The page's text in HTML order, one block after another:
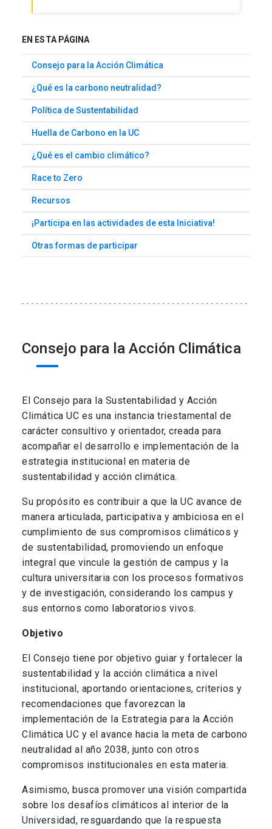
EN ESTA PÁGINA
Consejo para la Acción Climática
¿Qué es la carbono neutralidad?
Política de Sustentabilidad
Huella de Carbono en la UC
¿Qué es el cambio climático?
Race to Zero
Recursos
¡Participa en las actividades de esta Iniciativa!
Otras formas de participar
Consejo para la Acción Climática
El Consejo para la Sustentabilidad y Acción
Climática UC es una instancia triestamental de
carácter consultivo y orientador, creada para
acompañar el desarrollo e implementación de la
estrategia institucional en materia de
sustentabilidad y acción climática.
Su propósito es contribuir a que la UC avance de
manera articulada, participativa y ambiciosa en el
cumplimiento de sus compromisos climáticos y
de sustentabilidad, promoviendo un enfoque
integral que vincule la gestión de campus y la
cultura universitaria con los procesos formativos
y de investigación, considerando los campus y
sus entornos como laboratorios vivos.
Objetivo
El Consejo tiene por objetivo guiar y fortalecer la
sustentabilidad y la acción climática a nivel
institucional, aportando orientaciones, criterios y
recomendaciones que favorezcan la
implementación de la Estrategia para la Acción
Climática UC y el avance hacia la meta de carbono
neutralidad al año 2038, junto con otros
compromisos institucionales en esta materia.
Asimismo, busca promover una visión compartida
sobre los desafíos climáticos al interior de la
Universidad, resguardando que la respuesta